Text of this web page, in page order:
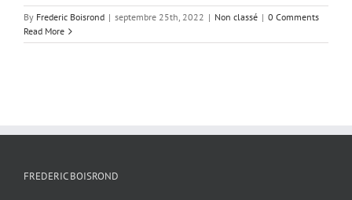
By Frederic Boisrond | septembre 25th, 2022 | Non classé | 0 Comments
Read More
FREDERIC BOISROND